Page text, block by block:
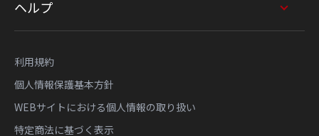
ヘルプ
利用規約
個人情報保護基本方針
WEBサイトにおける個人情報の取り扱い
特定商法に基づく表示